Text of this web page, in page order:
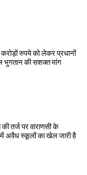
रुपये को लेकर प्रधानों
भुगतान की सशक्त मांग
तर्ज पर वाराणसी के
में अवैध स्कूलों का खेल जारी है